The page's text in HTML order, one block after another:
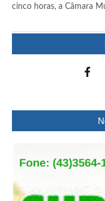
cinco horas, a Câmara